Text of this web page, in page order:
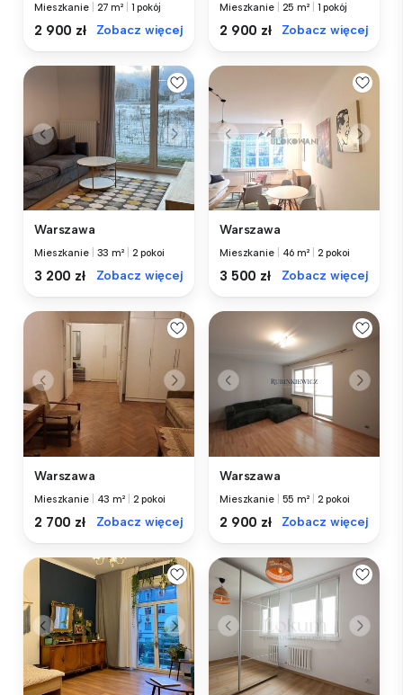
Mieszkanie 27 m² 1 pokój
2 900 zł Zobacz więcej
Mieszkanie 25 m² 1 pokój
2 900 zł Zobacz więcej
Warszawa
Mieszkanie 33 m² 2 pokoi
3 200 zł Zobacz więcej
Warszawa
Mieszkanie 46 m² 2 pokoi
3 500 zł Zobacz więcej
Warszawa
Mieszkanie 43 m² 2 pokoi
2 700 zł Zobacz więcej
Warszawa
Mieszkanie 55 m² 2 pokoi
2 900 zł Zobacz więcej